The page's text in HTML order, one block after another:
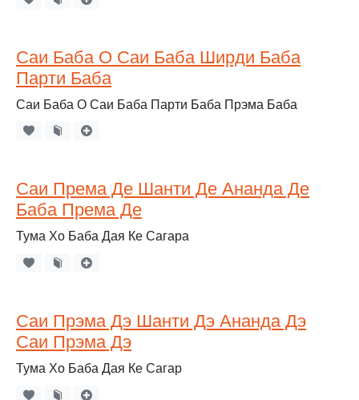
Саи Баба О Саи Баба Ширди Баба
Парти Баба
Саи Баба О Саи Баба Парти Баба Прэма Баба
Саи Према Де Шанти Де Ананда Де
Баба Према Де
Тума Хо Баба Дая Ке Сагара
Саи Прэма Дэ Шанти Дэ Ананда Дэ
Саи Прэма Дэ
Тума Хо Баба Дая Ке Сагар